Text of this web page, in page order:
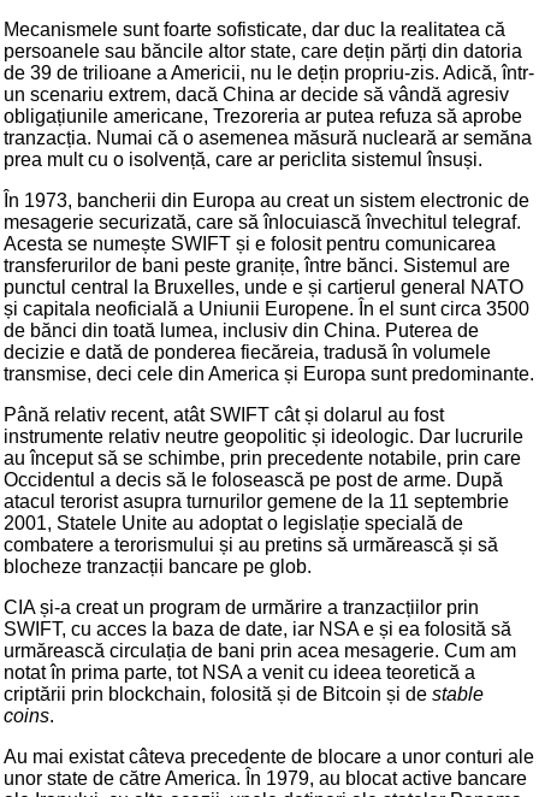
Mecanismele sunt foarte sofisticate, dar duc la realitatea că
persoanele sau băncile altor state, care dețin părți din datoria
de 39 de trilioane a Americii, nu le dețin propriu-zis. Adică, într-
un scenariu extrem, dacă China ar decide să vândă agresiv
obligațiunile americane, Trezoreria ar putea refuza să aprobe
tranzacția. Numai că o asemenea măsură nucleară ar semăna
prea mult cu o isolvență, care ar periclita sistemul însuși.
În 1973, bancherii din Europa au creat un sistem electronic de
mesagerie securizată, care să înlocuiască învechitul telegraf.
Acesta se numește SWIFT și e folosit pentru comunicarea
transferurilor de bani peste granițe, între bănci. Sistemul are
punctul central la Bruxelles, unde e și cartierul general NATO
și capitala neoficială a Uniunii Europene. În el sunt circa 3500
de bănci din toată lumea, inclusiv din China. Puterea de
decizie e dată de ponderea fiecăreia, tradusă în volumele
transmise, deci cele din America și Europa sunt predominante.
Până relativ recent, atât SWIFT cât și dolarul au fost
instrumente relativ neutre geopolitic și ideologic. Dar lucrurile
au început să se schimbe, prin precedente notabile, prin care
Occidentul a decis să le folosească pe post de arme. După
atacul terorist asupra turnurilor gemene de la 11 septembrie
2001, Statele Unite au adoptat o legislație specială de
combatere a terorismului și au pretins să urmărească și să
blocheze tranzacții bancare pe glob.
CIA și-a creat un program de urmărire a tranzacțiilor prin
SWIFT, cu acces la baza de date, iar NSA e și ea folosită să
urmărească circulația de bani prin acea mesagerie. Cum am
notat în prima parte, tot NSA a venit cu ideea teoretică a
criptării prin blockchain, folosită și de Bitcoin și de stable
coins.
Au mai existat câteva precedente de blocare a unor conturi ale
unor state de către America. În 1979, au blocat active bancare